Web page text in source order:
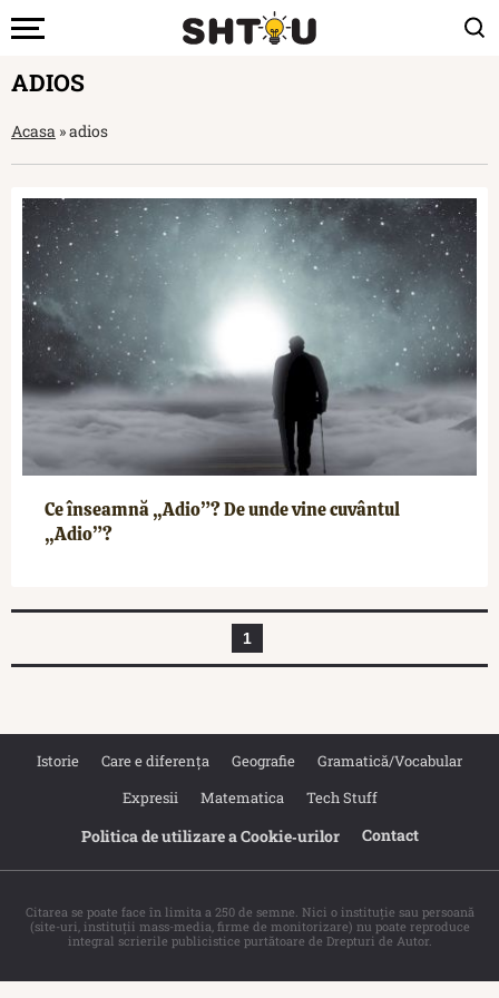
ADIOS
Acasa »adios
Ce înseamnă „Adio”? De unde vine cuvântul
„Adio”?
1
Istorie Care e diferența Geografie
Gramatică/Vocabular
Expresii
Matematica Tech Stuff
Politica de utilizare a Cookie‐urilor Contact
Citarea se poate face în limita a 250 de semne. Nici o instituţie sau persoană
(site-uri, instituţii mass-media, firme de monitorizare) nu poate reproduce
integral scrierile publicistice purtătoare de Drepturi de Autor.